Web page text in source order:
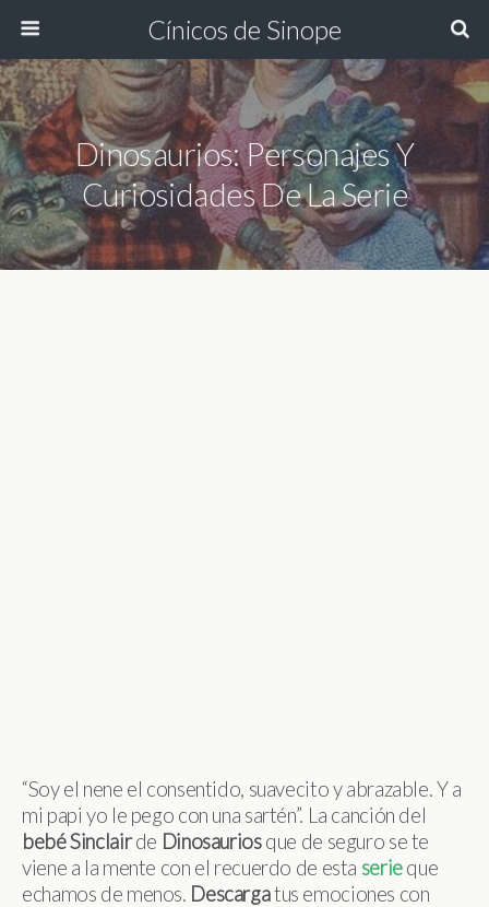
Cínicos de Sinope
Dinosaurios: Personajes Y
Curiosidades De La Serie
“Soy el nene el consentido, suavecito y abrazable. Y a
mi papi yo le pego con una sartén”. La canción del
bebéSinclairde Dinosauriosque de seguro se te
viene a la mente con el recuerdo de esta serieque
echamos de menos. Descargatus emociones con